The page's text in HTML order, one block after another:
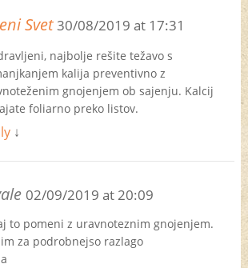
Svet 30/08/2019 at 17:31
najbolje rešite težavo s
kalija preventivno z
gnojenjem ob sajenju. Kalcij
foliarno preko listov.
↓
02/09/2019 at 20:09
to pomeni z uravnoteznim gnojenjem.
za podrobnejso razlago